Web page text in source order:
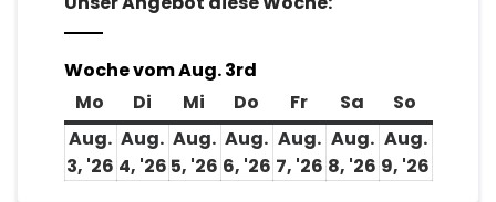
Woche vom Aug. 3rd
Mo Montag
Di Dienstag
Mi Mittwoch
Do Donnerstag
FrFreitag
Sa Samstag
So
Aug.
3, '26 3.
Aug.
4, '26 4.
Aug.
5, '26 5.
Aug.
6, '26 6.
Aug.
7, '26 7.
Aug.
8, '26 8.
Aug.
9, '26